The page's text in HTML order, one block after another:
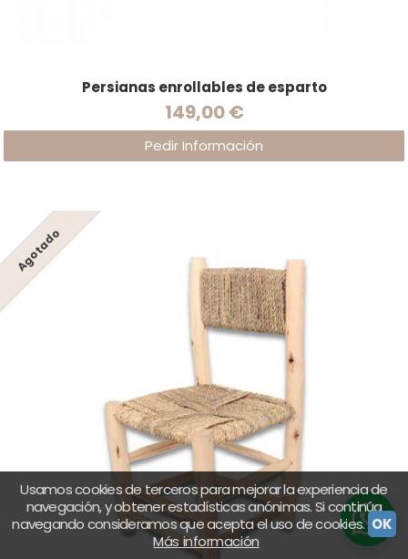
Persianas enrollables de esparto
149,00 €
Pedir Información
Agotado
Usamos cookies de terceros para mejorar la experiencia de
navegación, y obtener estadísticas anónimas. Si continúa
navegando consideramos que acepta el uso de cookies. OK
Más información